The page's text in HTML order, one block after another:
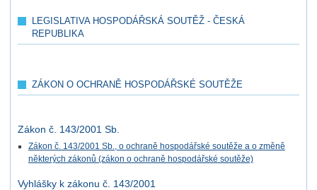
LEGISLATIVA HOSPODÁŘSKÁ SOUTĚŽ - ČESKÁ
REPUBLIKA
ZÁKON O OCHRANĚ HOSPODÁŘSKÉ SOUTĚŽE
Zákon č. 143/2001 Sb.
Zákon č. 143/2001 Sb., o ochraně hospodářské soutěže a o změně
některých zákonů (zákon o ochraně hospodářské soutěže)
Vyhlášky k zákonu č. 143/2001